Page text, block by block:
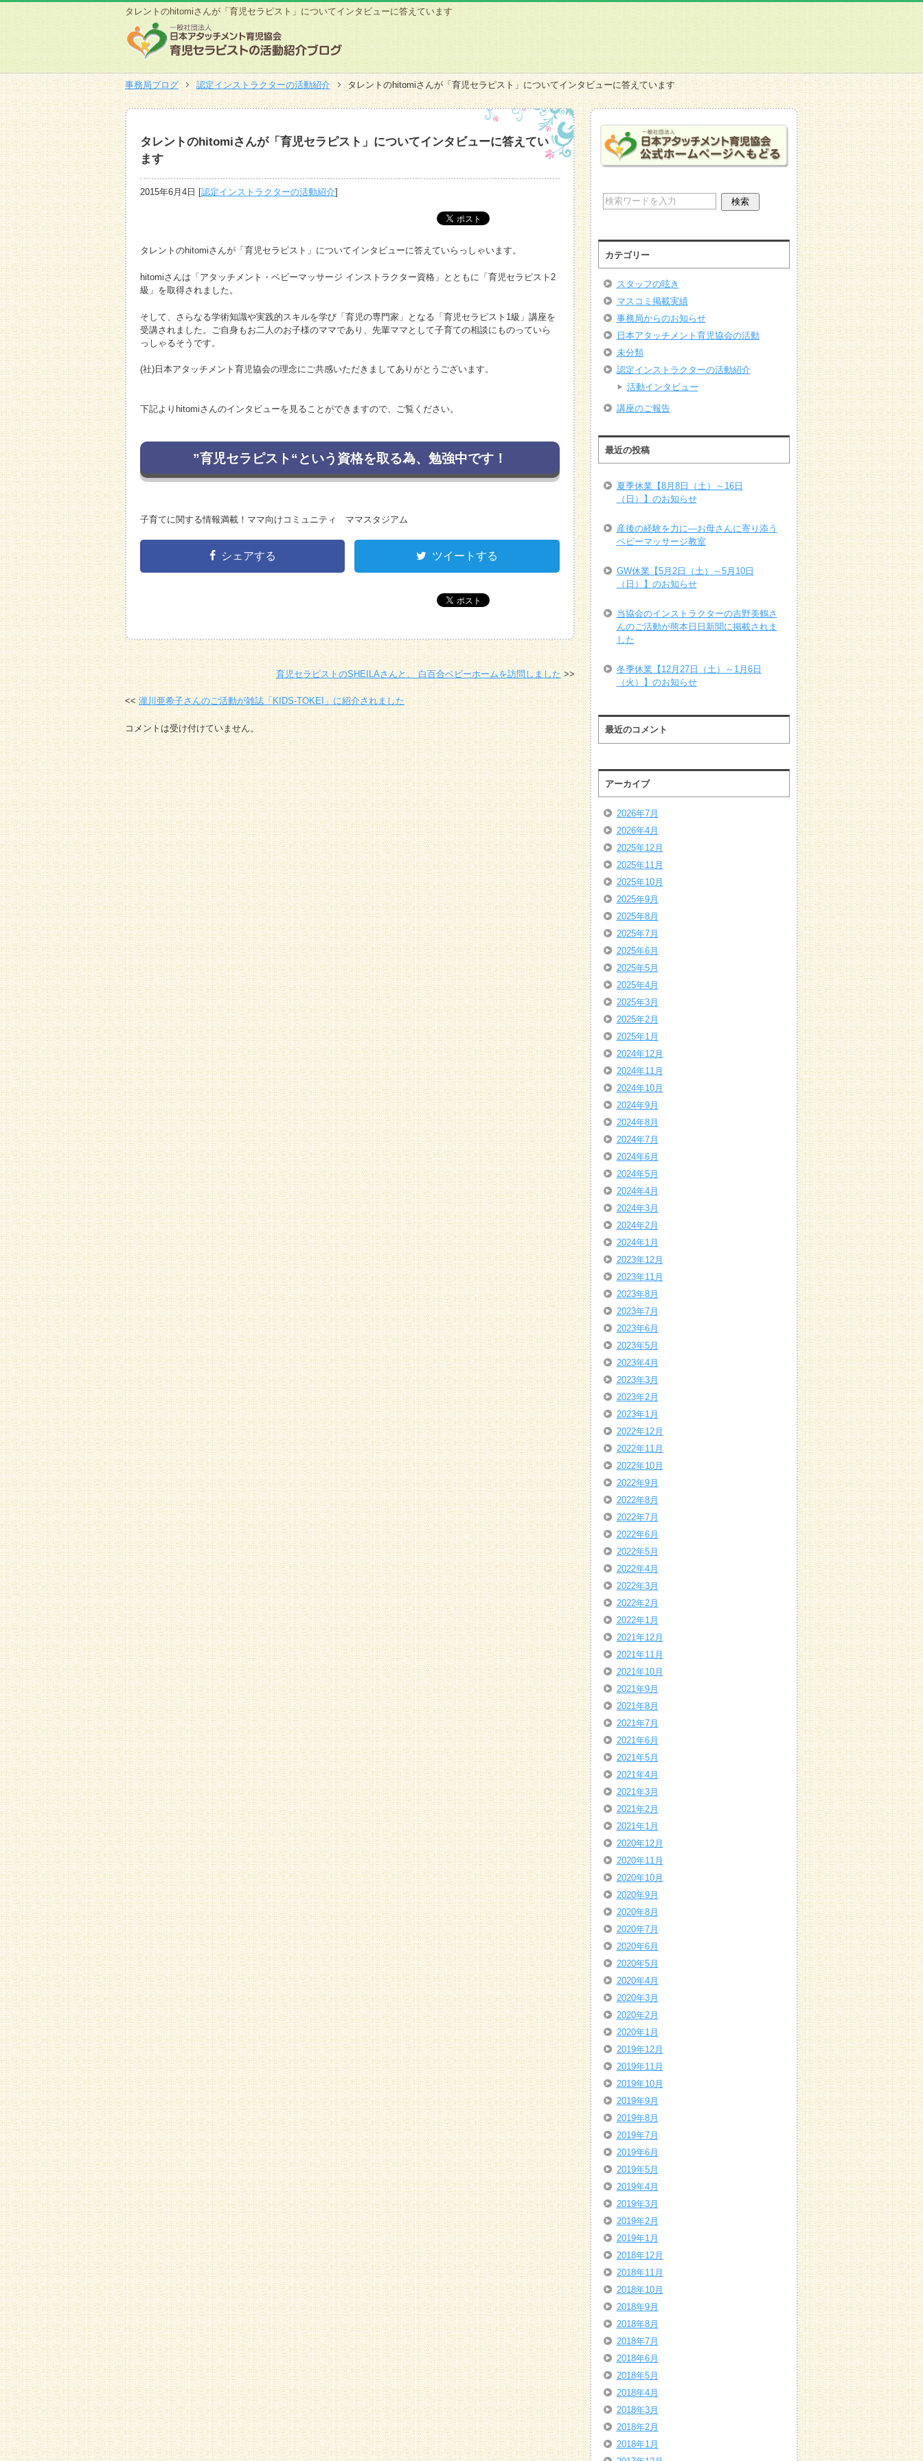
タレントのhitomiさんが「育児セラピスト」についてインタビューに答えています
事務局ブログ 認定インストラクターの活動紹介 タレントのhitomiさんが「育児セラピスト」についてインタビューに答えています
タレントのhitomiさんが「育児セラピスト」についてインタビューに答えてい
ます
2015年6月4日 [認定インストラクターの活動紹介]
タレントのhitomiさんが「育児セラピスト」についてインタビューに答えていらっしゃいます。
hitomiさんは「アタッチメント・ベビーマッサージ インストラクター資格」とともに「育児セラピスト2
級」を取得されました。
そして、さらなる学術知識や実践的スキルを学び「育児の専門家」となる「育児セラピスト1級」講座を
受講されました。ご自身もお二人のお子様のママであり、先輩ママとして子育ての相談にものっていら
っしゃるそうです。
(社)日本アタッチメント育児協会の理念にご共感いただきましてありがとうございます。
下記よりhitomiさんのインタビューを見ることができますので、ご覧ください。
”育児セラピスト“という資格を取る為、勉強中です！
子育てに関する情報満載！ママ向けコミュニティ ママスタジアム
シェアする ツイートする
育児セラピストのSHEILAさんと、 白百合ベビーホームを訪問しました
瀧川亜希子さんのご活動が雑誌「KIDS-TOKEI」に紹介されました
コメントは受け付けていません。
カテゴリー
スタッフの呟き
マスコミ掲載実績
事務局からのお知らせ
日本アタッチメント育児協会の活動
未分類
認定インストラクターの活動紹介
活動インタビュー
講座のご報告
最近の投稿
夏季休業【8月8日（土）～16日
（日）】のお知らせ
産後の経験を力に―お母さんに寄り添う
ベビーマッサージ教室
GW休業【5月2日（土）～5月10日
（日）】のお知らせ
当協会のインストラクターの吉野美鶴さ
んのご活動が熊本日日新聞に掲載されま
した
冬季休業【12月27日（土）～1月6日
（火）】のお知らせ
最近のコメント
アーカイブ
2026年7月
2026年4月
2025年12月
2025年11月
2025年10月
2025年9月
2025年8月
2025年7月
2025年6月
2025年5月
2025年4月
2025年3月
2025年2月
2025年1月
2024年12月
2024年11月
2024年10月
2024年9月
2024年8月
2024年7月
2024年6月
2024年5月
2024年4月
2024年3月
2024年2月
2024年1月
2023年12月
2023年11月
2023年8月
2023年7月
2023年6月
2023年5月
2023年4月
2023年3月
2023年2月
2023年1月
2022年12月
2022年11月
2022年10月
2022年9月
2022年8月
2022年7月
2022年6月
2022年5月
2022年4月
2022年3月
2022年2月
2022年1月
2021年12月
2021年11月
2021年10月
2021年9月
2021年8月
2021年7月
2021年6月
2021年5月
2021年4月
2021年3月
2021年2月
2021年1月
2020年12月
2020年11月
2020年10月
2020年9月
2020年8月
2020年7月
2020年6月
2020年5月
2020年4月
2020年3月
2020年2月
2020年1月
2019年12月
2019年11月
2019年10月
2019年9月
2019年8月
2019年7月
2019年6月
2019年5月
2019年4月
2019年3月
2019年2月
2019年1月
2018年12月
2018年11月
2018年10月
2018年9月
2018年8月
2018年7月
2018年6月
2018年5月
2018年4月
2018年3月
2018年2月
2018年1月